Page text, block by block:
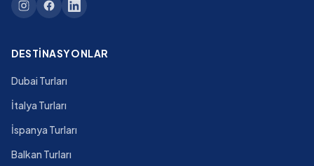
DESTINASYONLAR
Dubai Turları
İtalya Turları
İspanya Turları
Balkan Turları